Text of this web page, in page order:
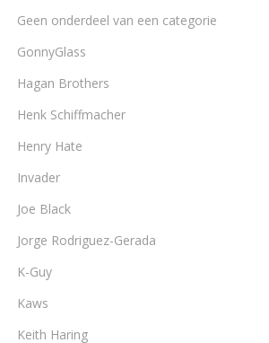
Geen onderdeel van een categorie
GonnyGlass
Hagan Brothers
Henk Schiffmacher
Henry Hate
Invader
Joe Black
Jorge Rodriguez-Gerada
K-Guy
Kaws
Keith Haring